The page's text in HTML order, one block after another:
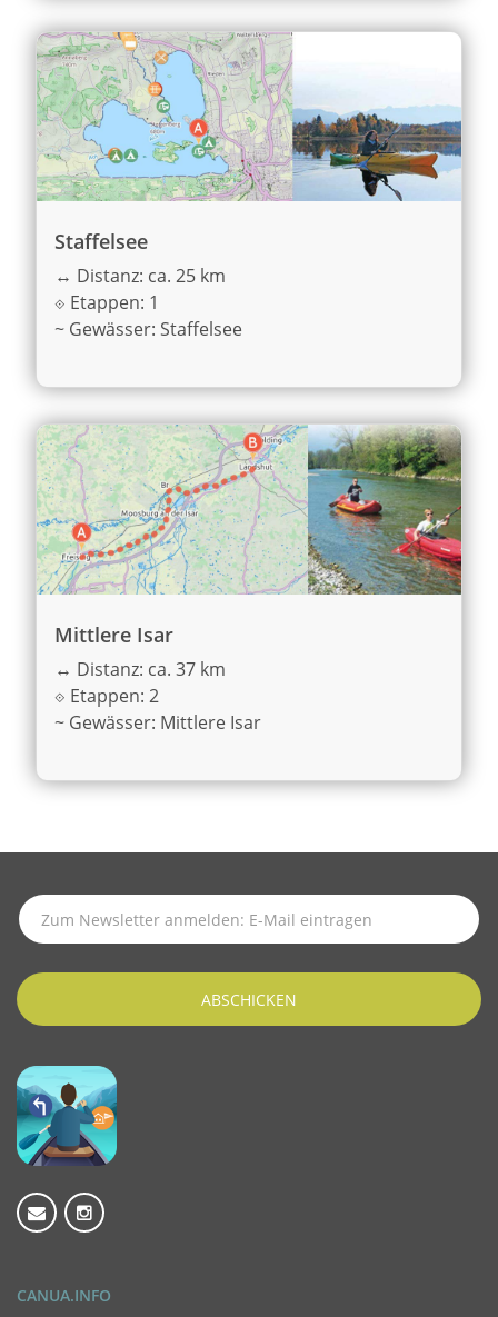
Staffelsee
↔ Distanz: ca. 25 km
⟐ Etappen: 1
~ Gewässer: Staffelsee
Mittlere Isar
↔ Distanz: ca. 37 km
⟐ Etappen: 2
~ Gewässer: Mittlere Isar
SUBSCRIBE TO LATEST NEWS
ABSCHICKEN
CANUA.INFO